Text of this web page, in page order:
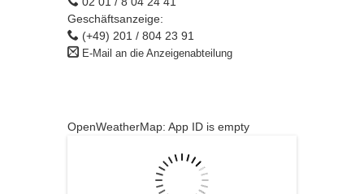
Geschäftsanzeige:
(+49) 201 / 804 23 91
E-Mail an die Anzeigenabteilung
OpenWeatherMap: App ID is empty